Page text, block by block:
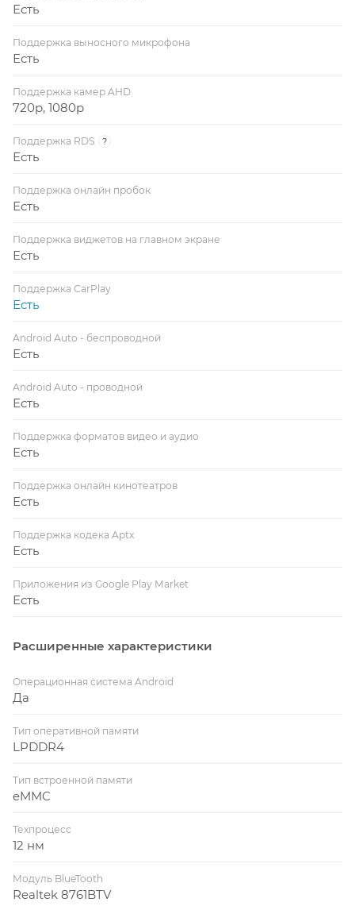
Есть
Поддержка выносного микрофона
Есть
Поддержка камер AHD
720p, 1080p
Поддержка RDS ?
Есть
Поддержка онлайн пробок
Есть
Поддержка виджетов на главном экране
Есть
Поддержка CarPlay
Есть
Android Auto - беспроводной
Есть
Android Auto - проводной
Есть
Поддержка форматов видео и аудио
Есть
Поддержка онлайн кинотеатров
Есть
Поддержка кодека Aptx
Есть
Приложения из Google Play Market
Есть
Расширенные характеристики
Операционная система Android
Да
Тип оперативной памяти
LPDDR4
Тип встроенной памяти
eMMC
Техпроцесс
12 нм
Модуль BlueTooth
Realtek 8761BTV